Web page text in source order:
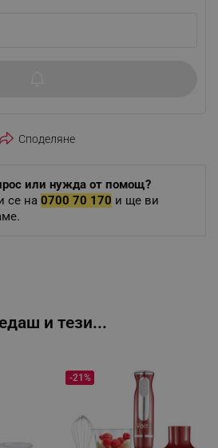
Споделяне
или нужда от помощ?
се на 0700 70 170 и ще ви
и тези...
-21%